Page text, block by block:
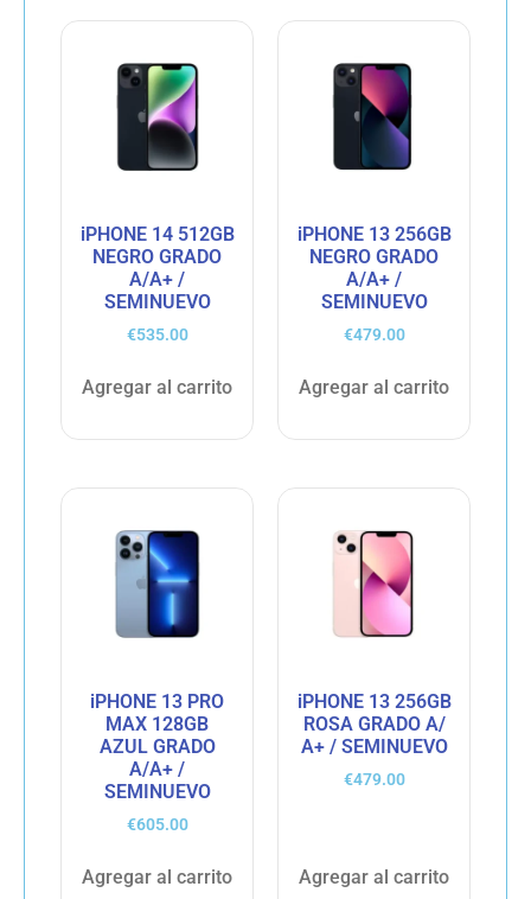
iPHONE 14 512GB
NEGRO GRADO
A/A+ /
SEMINUEVO
€535.00
Agregar al carrito
iPHONE 13 256GB
NEGRO GRADO
A/A+ /
SEMINUEVO
€479.00
Agregar al carrito
iPHONE 13 PRO
MAX 128GB
AZUL GRADO
A/A+ /
SEMINUEVO
€605.00
Agregar al carrito
iPHONE 13 256GB
ROSA GRADO A/
A+ / SEMINUEVO
€479.00
Agregar al carrito